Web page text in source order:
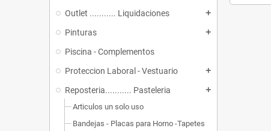
Outlet ........... Liquidaciones add
Pinturas add
Piscina - Complementos
Proteccion Laboral - Vestuario
add
Reposteria........... Pasteleria add
Articulos un solo uso
Bandejas - Placas para Horno -Tapetes